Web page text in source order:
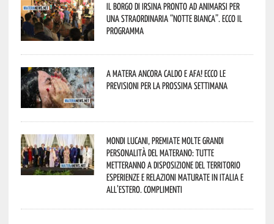
Il borgo di Irsina pronto ad animarsi per
una straordinaria “Notte Bianca”. Ecco il
programma
A Matera ancora caldo e afa! Ecco le
previsioni per la prossima settimana
Mondi lucani, premiate molte grandi
personalità del materano: tutte
metteranno a disposizione del territorio
esperienze e relazioni maturate in Italia e
all’estero. Complimenti